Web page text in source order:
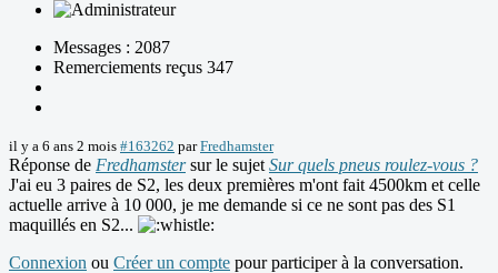
Messages : 2087
Remerciements reçus 347
il y a 6 ans 2 mois #163262 parFredhamster
Réponse de Fredhamstersur le sujet Sur quels pneus roulez-vous ?
J'ai eu 3 paires de S2, les deux premières m'ont fait 4500km et celle
actuelle arrive à 10 000, je me demande si ce ne sont pas des S1
maquillés en S2...
Connexion ou Créer un compte pour participer à la conversation.